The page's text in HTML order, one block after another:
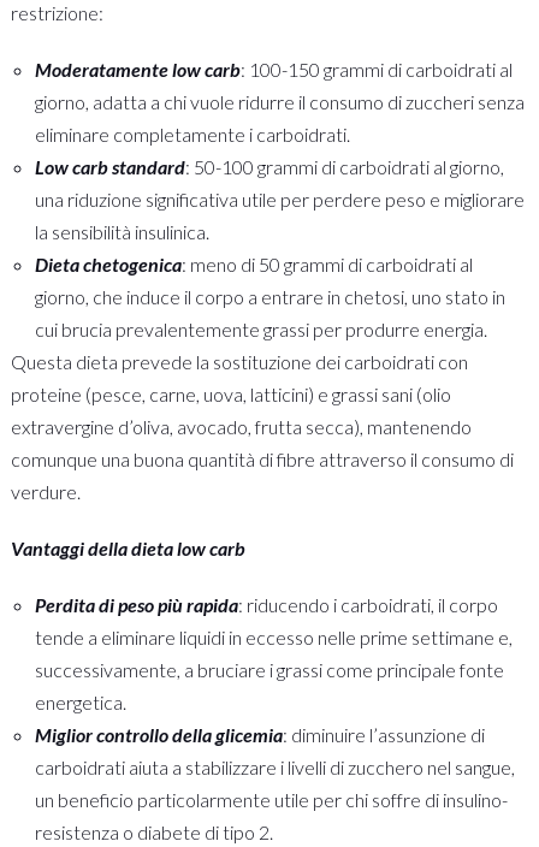
restrizione:
Moderatamente low carb: 100-150 grammi di carboidrati al
giorno, adatta a chi vuole ridurre il consumo di zuccheri senza
eliminare completamente i carboidrati.
Low carb standard: 50-100 grammi di carboidrati al giorno,
una riduzione significativa utile per perdere peso e migliorare
la sensibilità insulinica.
Dieta chetogenica: meno di 50 grammi di carboidrati al
giorno, che induce il corpo a entrare in chetosi, uno stato in
cui brucia prevalentemente grassi per produrre energia.
Questa dieta prevede la sostituzione dei carboidrati con
proteine (pesce, carne, uova, latticini) e grassi sani (olio
extravergine d’oliva, avocado, frutta secca), mantenendo
comunque una buona quantità di fibre attraverso il consumo di
verdure.
Vantaggi della dieta low carb
Perdita di peso più rapida: riducendo i carboidrati, il corpo
tende a eliminare liquidi in eccesso nelle prime settimane e,
successivamente, a bruciare i grassi come principale fonte
energetica.
Miglior controllo della glicemia: diminuire l’assunzione di
carboidrati aiuta a stabilizzare i livelli di zucchero nel sangue,
un beneficio particolarmente utile per chi soffre di insulino-
resistenza o diabete di tipo 2.